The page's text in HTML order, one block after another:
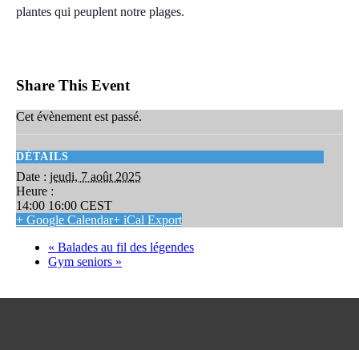
plantes qui peuplent notre plages.
Share This Event
Cet évènement est passé.
DÉTAILS
Date : jeudi, 7 août 2025
Heure :
14:00 16:00 CEST
+ Google Calendar+ iCal Export
« Balades au fil des légendes
Gym seniors »